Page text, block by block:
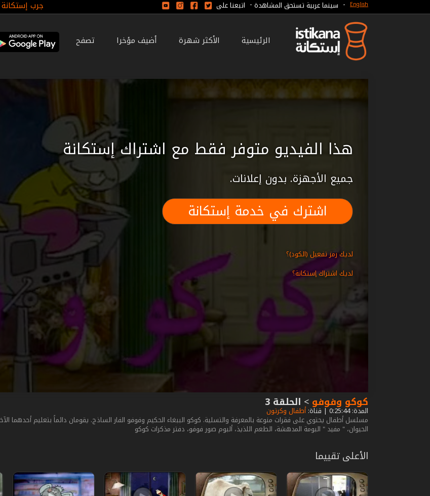
جرب English
- سينما عربية تستحق المشاهدة - اتبعنا على
الرئيسية الأكثر شهرة أضيف مؤخرا تصفح
هذا الفيديو متوفر فقط مع اشتراك إستكانة
جميع الأجهزة. بدون إعلانات.
اشترك في خدمة إستكانة
لديك رمز تفعيل (الكود)؟
لديك اشتراك إستكانة؟
كوكو وفوفو > الحلقة 3
المدة: 0:25:44 | قناة: أطفال وكرتون
مسلسل أطفال يحتوي على فقرات منوعة بالمعرفة والتسلية. كوكو الببغاء الحكيم وفوفو الفار الساذج. يقومان دائماً بتعليم أحدهما
الحيوان، " مفيد " البومة المدهشة، الطعم اللذيذ، ألبوم صور فوفو، دفتر مذكرات كوكو
الأعلى تقييما